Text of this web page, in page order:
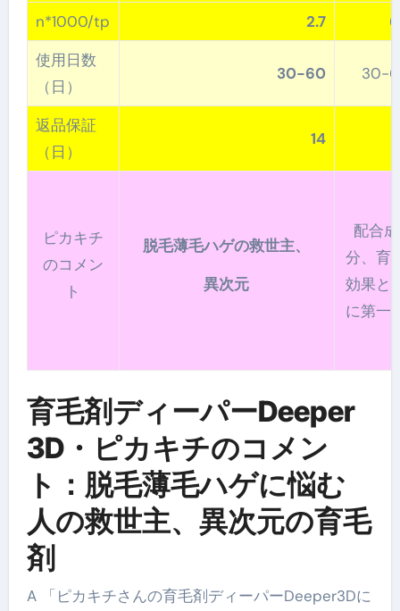
n*1000/tp
2.7
使用日数
（日）
30-60 30-
返品保証
（日）
14
ピカキチ
のコメン
ト
脱毛薄毛ハゲの救世主、
異次元
配合成
分、育
効果と
に第一
育毛剤ディーパーDeeper
3D・ピカキチのコメン
ト：脱毛薄毛ハゲに悩む
人の救世主、異次元の育毛
剤
A 「ピカキチさんの育毛剤ディーパーDeeper3Dに